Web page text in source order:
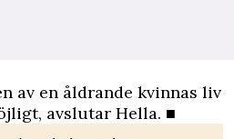
av en åldrande kvinnas liv
avslutar Hella. ■